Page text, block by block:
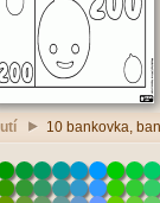
10 bankovka,